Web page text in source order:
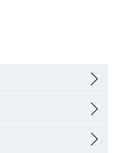
10600, Таиланд